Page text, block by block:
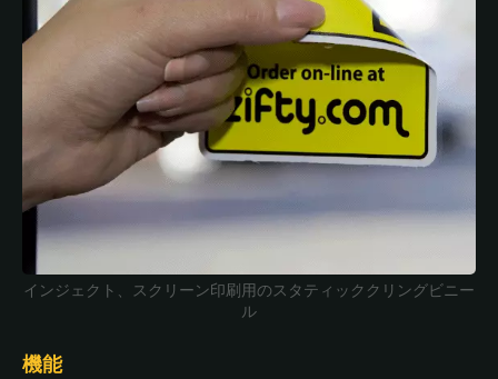
インジェクト、スクリーン印刷用のスタティッククリングビニー
ル
機能